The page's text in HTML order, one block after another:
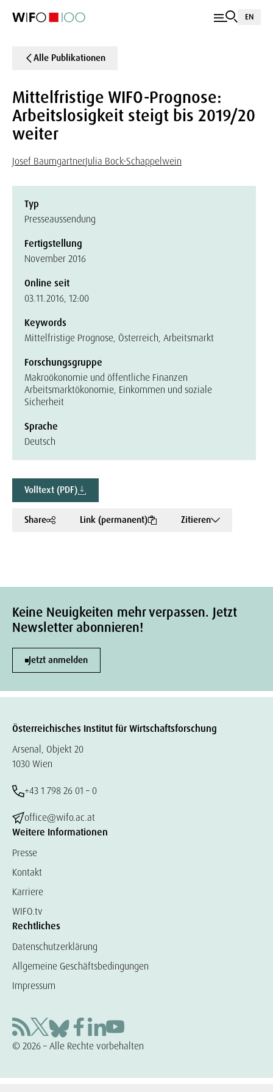
EN
Alle Publikationen
Mittelfristige WIFO-Prognose:
Arbeitslosigkeit steigt bis 2019/20
weiter
Josef BaumgartnerJulia Bock-Schappelwein
Typ
Presseaussendung
Fertigstellung
November 2016
Online seit
03.11.2016, 12:00
Keywords
Mittelfristige Prognose, Österreich, Arbeitsmarkt
Forschungsgruppe
Makroökonomie und öffentliche Finanzen
Arbeitsmarktökonomie, Einkommen und soziale
Sicherheit
Sprache
Deutsch
Volltext (PDF)
Share Link (permanent) Zitieren
Keine Neuigkeiten mehr verpassen. Jetzt
Newsletter abonnieren!
Jetzt anmelden
Österreichisches Institut für Wirtschaftsforschung
Arsenal, Objekt 20
1030 Wien
+43 1 798 26 01 – 0
office@wifo.ac.at
Weitere Informationen
Presse
Kontakt
Karriere
WIFO.tv
Rechtliches
Datenschutzerklärung
Allgemeine Geschäftsbedingungen
Impressum
© 2026 – Alle Rechte vorbehalten